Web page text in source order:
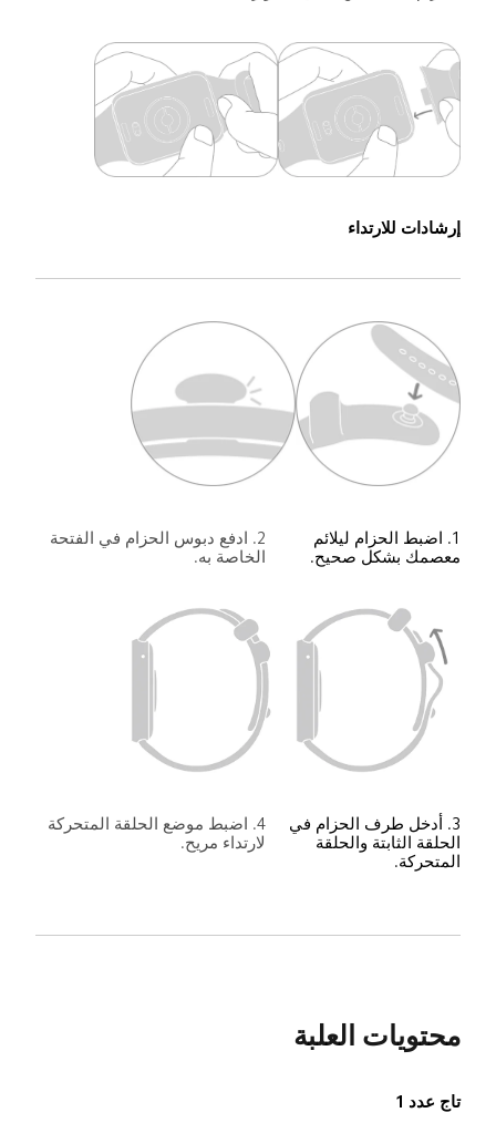
إرشادات للارتداء
1. اضبط الحزام ليلائم
معصمك بشكل صحيح.
2. ادفع دبوس الحزام في الفتحة
الخاصة به.
3. أدخل طرف الحزام في
الحلقة الثابتة والحلقة
المتحركة.
4. اضبط موضع الحلقة المتحركة
لارتداء مريح.
محتويات العلبة
تاج عدد 1